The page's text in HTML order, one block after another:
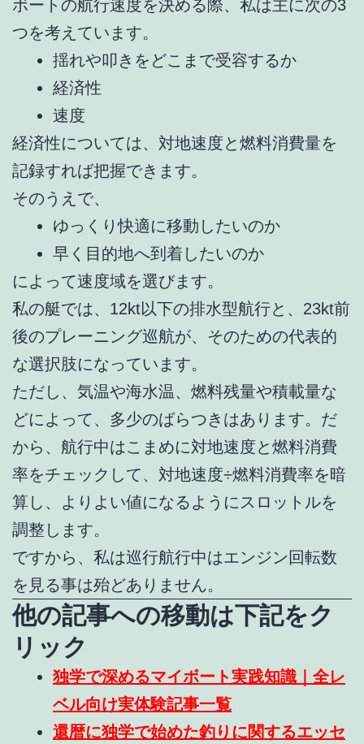
ボートの航行速度を決める際、私は主に次の3
つを考えています。
揺れや叩きをどこまで受容するか
経済性
速度
経済性については、対地速度と燃料消費量を
記録すれば把握できます。
そのうえで、
ゆっくり快適に移動したいのか
早く目的地へ到着したいのか
によって速度域を選びます。
私の艇では、12kt以下の排水型航行と、23kt前
後のプレーニング巡航が、そのための代表的
な選択肢になっています。
ただし、気温や海水温、燃料残量や積載量な
どによって、多少のばらつきはあります。だ
から、航行中はこまめに対地速度と燃料消費
率をチェックして、対地速度÷燃料消費率を暗
算し、よりよい値になるようにスロットルを
調整します。
ですから、私は巡行航行中はエンジン回転数
を見る事は殆どありません。
他の記事への移動は下記をク
リック
独学で深めるマイボート実践知識｜全レ
ベル向け実体験記事一覧
還暦に独学で始めた釣りに関するエッセ